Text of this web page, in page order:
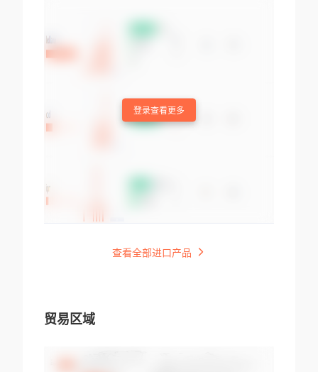
登录查看更多
查看全部进口产品
贸易区域